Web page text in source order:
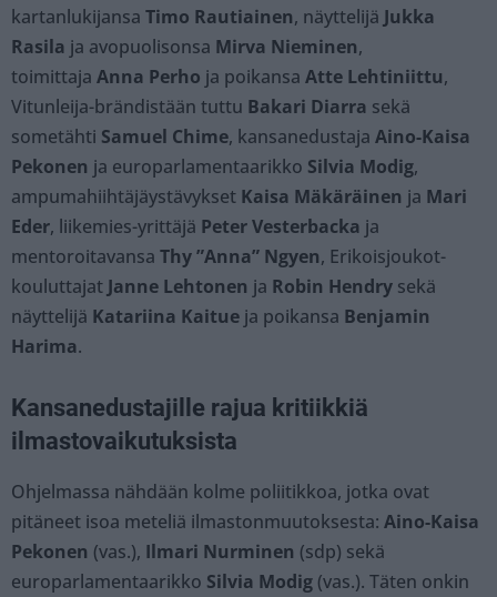
kartanlukijansa Timo Rautiainen, näyttelijä Jukka
Rasila ja avopuolisonsa Mirva Nieminen,
toimittaja Anna Perho ja poikansa Atte Lehtiniittu,
Vitunleija-brändistään tuttu Bakari Diarra sekä
sometähti Samuel Chime, kansanedustaja Aino-Kaisa
Pekonen ja europarlamentaarikko Silvia Modig,
ampumahiihtäjäystävykset Kaisa Mäkäräinen ja Mari
Eder, liikemies-yrittäjä Peter Vesterbacka ja
mentoroitavansa Thy ”Anna” Ngyen, Erikoisjoukot-
kouluttajat Janne Lehtonen ja Robin Hendry sekä
näyttelijä Katariina Kaitue ja poikansa Benjamin
Harima.
Kansanedustajille rajua kritiikkiä
ilmastovaikutuksista
Ohjelmassa nähdään kolme poliitikkoa, jotka ovat
pitäneet isoa meteliä ilmastonmuutoksesta: Aino-Kaisa
Pekonen (vas.), Ilmari Nurminen (sdp) sekä
europarlamentaarikko Silvia Modig (vas.). Täten onkin